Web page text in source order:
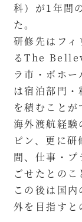
科）が1年間
た。
研修先はフィ
るThe
ラ市・ボホ
は宿泊部門
を積むことが
海外渡航経験
ピン、更に
間、仕事・
ごせたとのこ
この後は国
外を目指すと